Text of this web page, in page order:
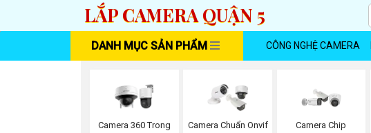
LẮP CAMERA QUẬN 5
DANH MỤC SẢN PHẨM CÔNG NGHỆ CAMERA
Camera 360 Trong
Camera Chuẩn Onvif
Camera Chip